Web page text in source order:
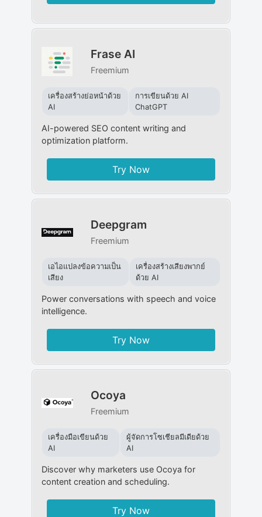
Frase AI
Freemium
เครื่องสร้างย่อหน้าด้วย
AI
การเขียนด้วย AI
ChatGPT
AI-powered SEO content writing and
optimization platform.
Try Now
Deepgram
Freemium
เอไอแปลงข้อความเป็น
เสียง
เครื่องสร้างเสียงพากย์
ด้วย AI
Power conversations with speech and voice
intelligence.
Try Now
Ocoya
Freemium
เครื่องมือเขียนด้วย
AI
ผู้จัดการโซเชียลมีเดียด้วย
AI
Discover why marketers use Ocoya for
content creation and scheduling.
Try Now